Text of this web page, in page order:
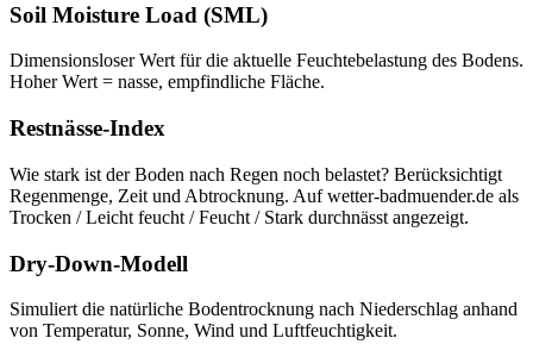
Soil Moisture Load (SML)
Dimensionsloser Wert für die aktuelle Feuchtebelastung des Bodens.
Hoher Wert = nasse, empfindliche Fläche.
Restnässe-Index
Wie stark ist der Boden nach Regen noch belastet? Berücksichtigt
Regenmenge, Zeit und Abtrocknung. Auf wetter-badmuender.de als
Trocken / Leicht feucht / Feucht / Stark durchnässt angezeigt.
Dry-Down-Modell
Simuliert die natürliche Bodentrocknung nach Niederschlag anhand
von Temperatur, Sonne, Wind und Luftfeuchtigkeit.